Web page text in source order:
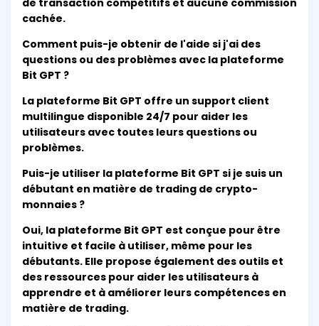
de transaction compétitifs et aucune commission
cachée.
Comment puis-je obtenir de l'aide si j'ai des
questions ou des problèmes avec la plateforme
Bit GPT ?
La plateforme Bit GPT offre un support client
multilingue disponible 24/7 pour aider les
utilisateurs avec toutes leurs questions ou
problèmes.
Puis-je utiliser la plateforme Bit GPT si je suis un
débutant en matière de trading de crypto-
monnaies ?
Oui, la plateforme Bit GPT est conçue pour être
intuitive et facile à utiliser, même pour les
débutants. Elle propose également des outils et
des ressources pour aider les utilisateurs à
apprendre et à améliorer leurs compétences en
matière de trading.